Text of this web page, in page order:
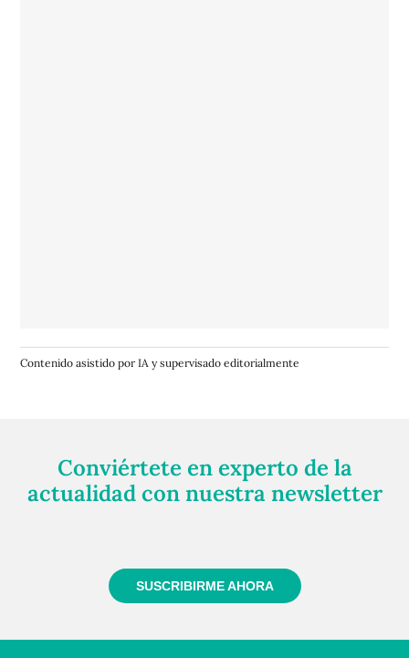
Contenido asistido por IA y supervisado editorialmente
Conviértete en experto de la
actualidad con nuestra newsletter
SUSCRIBIRME AHORA